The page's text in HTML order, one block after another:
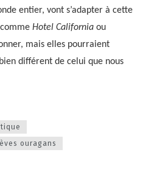
entier, vont s’adapter à cette
Hotel California ou
mais elles pourraient
différent de celui que nous
ouragans